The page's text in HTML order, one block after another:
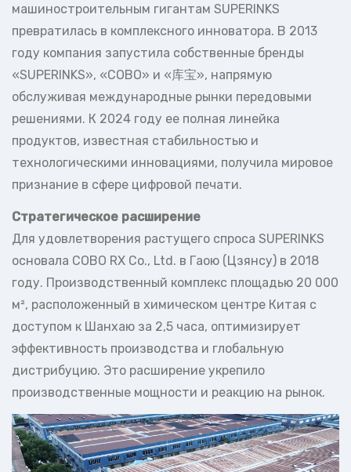
машиностроительным гигантам SUPERINKS
превратилась в комплексного инноватора. В 2013
году компания запустила собственные бренды
«SUPERINKS», «COBO» и «库宝», напрямую
обслуживая международные рынки передовыми
решениями. К 2024 году ее полная линейка
продуктов, известная стабильностью и
технологическими инновациями, получила мировое
признание в сфере цифровой печати.
Стратегическое расширение
Для удовлетворения растущего спроса SUPERINKS
основала COBO RX Co., Ltd. в Гаою (Цзянсу) в 2018
году. Производственный комплекс площадью 20 000
м², расположенный в химическом центре Китая с
доступом к Шанхаю за 2,5 часа, оптимизирует
эффективность производства и глобальную
дистрибуцию. Это расширение укрепило
производственные мощности и реакцию на рынок.